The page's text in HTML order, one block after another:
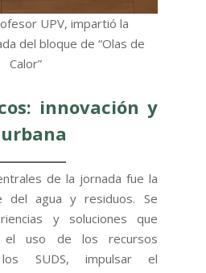
UPV, impartió la
del bloque de “Olas de
Calor”
innovación y
de la jornada fue la
del agua y residuos. Se
y soluciones que
el uso de los recursos
SUDS, impulsar el